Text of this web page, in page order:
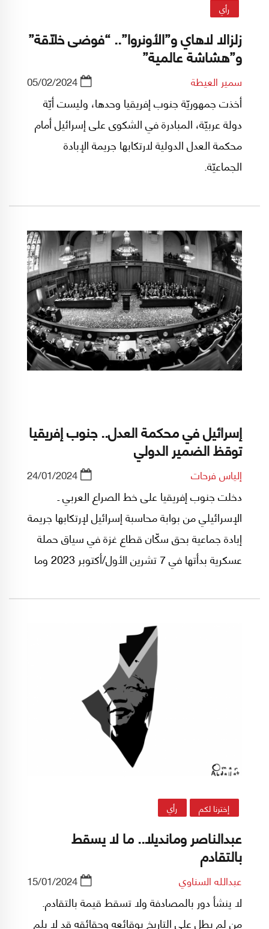
رأي
زلزالا لاهاي و”الأونروا”.. “فوضى خلّاقة”
و”هشاشة عالمية”
سمير العيطة 05/02/2024
أخذت جمهوريّة جنوب إفريقيا وحدها، وليست أيّة
دولة عربيّة، المبادرة في الشكوى على إسرائيل أمام
محكمة العدل الدولية لارتكابها جريمة الإبادة
الجماعيّة.
إسرائيل في محكمة العدل.. جنوب إفريقيا
توقظ الضمير الدولي
إلياس فرحات 24/01/2024
دخلت جنوب إفريقيا على خط الصراع العربي ـ
الإسرائيلي من بوابة محاسبة إسرائيل لإرتكابها جريمة
إبادة جماعية بحق سكّان قطاع غزة في سياق حملة
عسكرية بدأتها في 7 تشرين الأول/أكتوبر 2023 وما
إخترنا لكم رأي
عبدالناصر ومانديلا.. ما لا يسقط
بالتقادم
عبدالله السناوي 15/01/2024
لا ينشأ دور بالمصادفة ولا تسقط قيمة بالتقادم.
من لم يطل على التاريخ بوقائعه وحقائقه قد لا يلم